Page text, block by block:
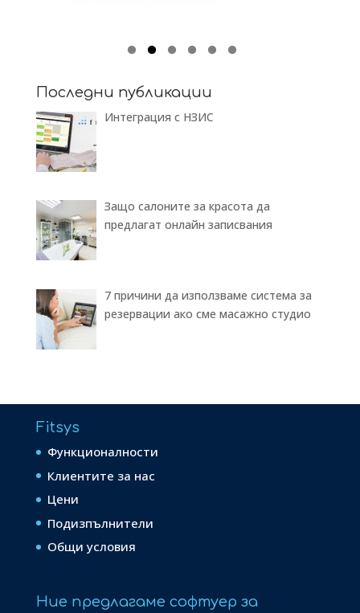
Последни публикации
Интеграция с НЗИС
Защо салоните за красота да
предлагат онлайн записвания
7 причини да използваме система за
резервации ако сме масажно студио
Fitsys
Функционалности
Клиентите за нас
Цени
Подизпълнители
Общи условия
Ние предлагаме софтуер за